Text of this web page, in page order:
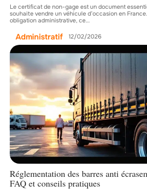
Le certificat de non-gage est un document
souhaite vendre un véhicule d’occasion en
obligation administrative, ce…
Administratif 12/02/2026
Réglementation des barres anti
FAQ et conseils pratiques